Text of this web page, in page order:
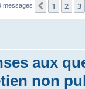
messages Précédent
1 2 3
aux
non